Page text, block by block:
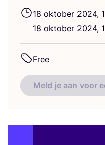
18 okto­ber 2024,
18 okto­ber 2024,
Free
Meld je aan voor